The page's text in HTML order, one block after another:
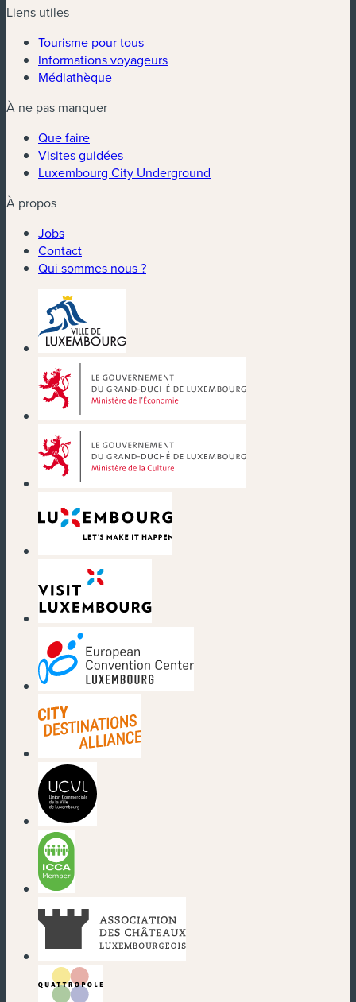
Liens utiles
Tourisme pour tous
Informations voyageurs
Médiathèque
À ne pas manquer
Que faire
Visites guidées
Luxembourg City Underground
À propos
Jobs
Contact
Qui sommes nous ?